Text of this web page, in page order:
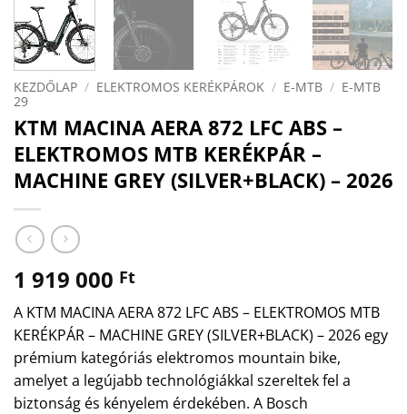
KEZDŐLAP / ELEKTROMOS KERÉKPÁROK / E-MTB / E-MTB
29
KTM MACINA AERA 872 LFC ABS –
ELEKTROMOS MTB KERÉKPÁR –
MACHINE GREY (SILVER+BLACK) – 2026
1 919 000 Ft
A KTM MACINA AERA 872 LFC ABS – ELEKTROMOS MTB
KERÉKPÁR – MACHINE GREY (SILVER+BLACK) – 2026 egy
prémium kategóriás elektromos mountain bike,
amelyet a legújabb technológiákkal szereltek fel a
biztonság és kényelem érdekében. A Bosch